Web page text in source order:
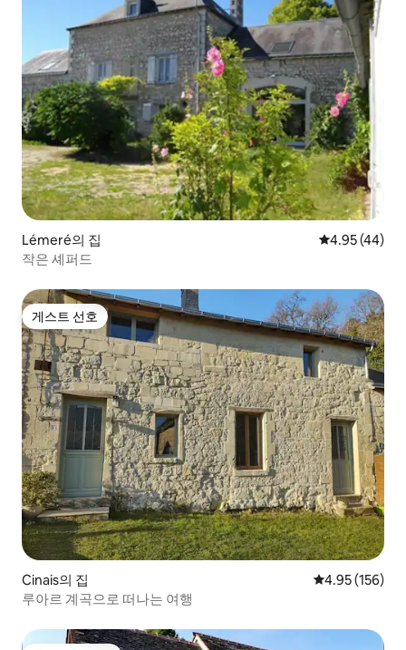
Lémeré의 집 평점 4.95점(5
4.95 (44)
작은 셰퍼드
게스트 선호
게스트 선호
Cinais의 집 평점 4.95점(5
4.95 (156)
루아르 계곡으로 떠나는 여행